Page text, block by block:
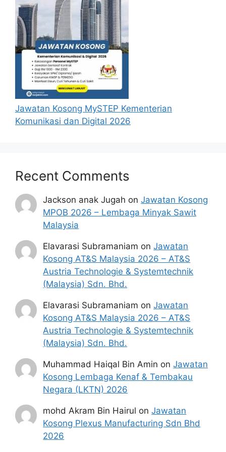
menganggap permohonan mereka tidak
berjaya.
Mohon Online
Jawatan Kosong MySTEP Kementerian
Komunikasi dan Digital 2026
Recent Comments
Jackson anak Jugah onJawatan Kosong
MPOB 2026 – Lembaga Minyak Sawit
Malaysia
Elavarasi Subramaniam onJawatan
Kosong AT&S Malaysia 2026 – AT&S
Austria Technologie & Systemtechnik
(Malaysia) Sdn. Bhd.
Elavarasi Subramaniam onJawatan
Kosong AT&S Malaysia 2026 – AT&S
Austria Technologie & Systemtechnik
(Malaysia) Sdn. Bhd.
Muhammad Haiqal Bin Amin onJawatan
Kosong Lembaga Kenaf & Tembakau
Negara (LKTN) 2026
mohd Akram Bin Hairul onJawatan
Kosong Plexus Manufacturing Sdn Bhd
2026